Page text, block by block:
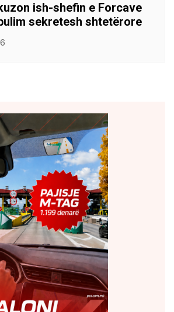
ish-shefin e Forcave
sekretesh shtetërore